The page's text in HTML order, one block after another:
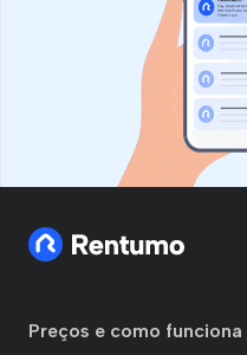
Preços e como funciona